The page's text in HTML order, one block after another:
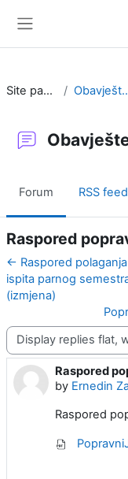
Site pages
Forum RSS
Raspored
← Raspored
ispita parnog
(izmjena)
Display mode
Raspored
by Ernedin
Number of
Raspored